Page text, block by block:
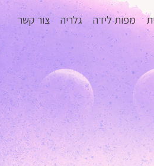
מפות לידה גלריה צור קשר